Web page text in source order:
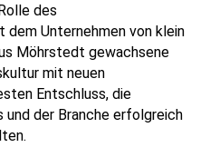
des
Unternehmen von klein
Möhrstedt gewachsene
mit neuen
Entschluss, die
der Branche erfolgreich